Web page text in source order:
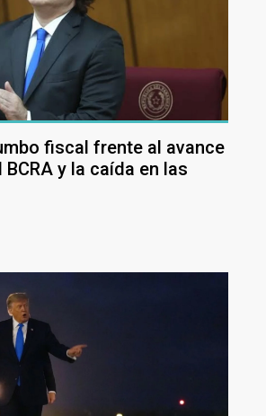
fiscal frente al avance
y la caída en las